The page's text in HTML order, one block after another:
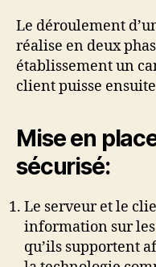
Le déroulement
réalise en deux
établissement un
client puisse
Mise en
sécurisé:
Le serveur et le
information sur
qu’ils supportent